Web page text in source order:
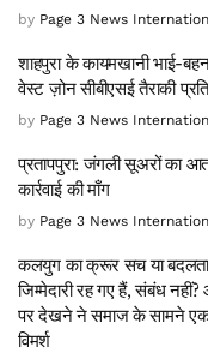
by Page 3 News
शाहपुरा के कायमखानी भाई-
वेस्ट ज़ोन सीबीएसई तैराकी
by Page 3 News
प्रतापपुरा: जंगली सूअरों का
कार्रवाई की माँग
by Page 3 News
कलयुग का क्रूर सच या बदलता
जिम्मेदारी रह गए हैं, संबंध नहीं?
पर देखने ने समाज के सामने एक
विमर्श